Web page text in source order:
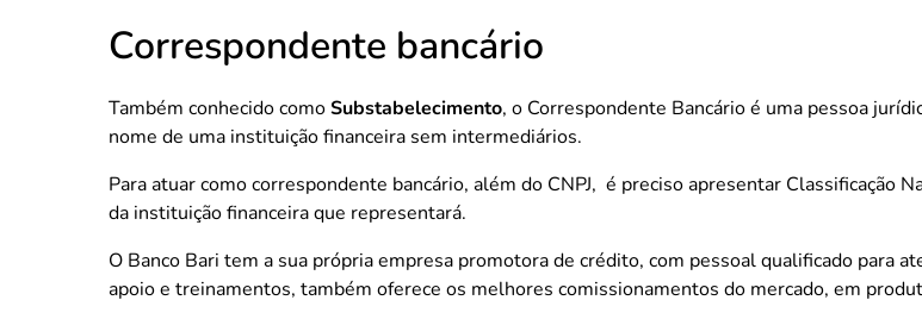
Correspondente bancário
Também conhecido comoSubstabelecimento, o Correspondente Bancário é uma pessoa
nome de uma instituição financeira sem intermediários.
Para atuar como correspondente bancário, além do CNPJ, é preciso apresentar Classificação
da instituição financeira que representará.
O Banco Bari tem a sua própria empresa promotora de crédito, com pessoal qualificado para
apoio e treinamentos, também oferece os melhores comissionamentos do mercado, em